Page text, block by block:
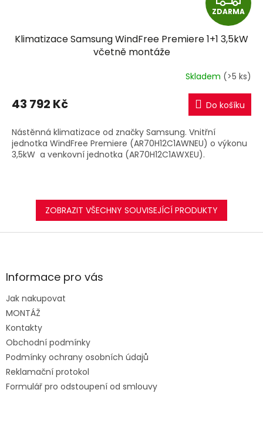
D
A
R
M
A
ZDARMA
Klimatizace Samsung WindFree Premiere 1+1 3,5kW
včetně montáže
Skladem (>5 ks)
43 792 Kč Do košíku
Nástěnná klimatizace od značky Samsung. Vnitřní
jednotka WindFree Premiere (AR70H12C1AWNEU) o výkonu
3,5kW a venkovní jednotka (AR70H12C1AWXEU).
ZOBRAZIT VŠECHNY SOUVISEJÍCÍ PRODUKTY
Z
aInformace pro vás
Jak nakupovat
MONTÁŽ
Kontakty
Obchodní podmínky
Podmínky ochrany osobních údajů
Reklamační protokol
Formulář pro odstoupení od smlouvy